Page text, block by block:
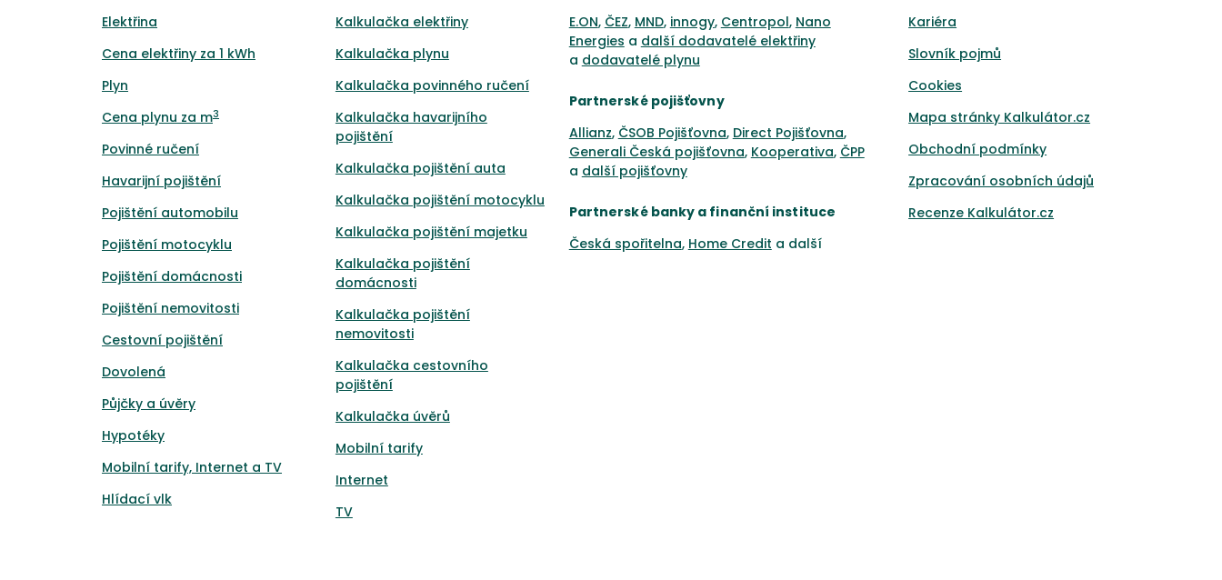
Elektřina
Cena elektřiny za 1 kWh
Plyn
Cena plynu za m3
Povinné ručení
Havarijní pojištění
Pojištění automobilu
Pojištění motocyklu
Pojištění domácnosti
Pojištění nemovitosti
Cestovní pojištění
Dovolená
Půjčky a úvěry
Hypotéky
Mobilní tarify, Internet a TV
Hlídací vlk
Kalkulačka elektřiny
Kalkulačka plynu
Kalkulačka povinného ručení
Kalkulačka havarijního
pojištění
Kalkulačka pojištění auta
Kalkulačka pojištění motocyklu
Kalkulačka pojištění majetku
Kalkulačka pojištění
domácnosti
Kalkulačka pojištění
nemovitosti
Kalkulačka cestovního
pojištění
Kalkulačka úvěrů
Mobilní tarify
Internet
TV
E.ON, ČEZ, MND, innogy, Centropol, Nano
Energies a další dodavatelé elektřiny
a dodavatelé plynu
Partnerské pojišťovny
Allianz, ČSOB Pojišťovna, Direct Pojišťovna,
Generali Česká pojišťovna, Kooperativa, ČPP
a další pojišťovny
Partnerské banky a finanční instituce
Česká spořitelna, Home Credit a další
Kariéra
Slovník pojmů
Cookies
Mapa stránky Kalkulátor.cz
Obchodní podmínky
Zpracování osobních údajů
Recenze Kalkulátor.cz